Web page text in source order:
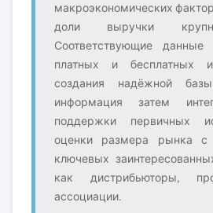
макроэкономических
доли выручки
Соответствующие данные
платных и бесплатных
создания надёжной
информация затем
поддержки первичных
оценки размера рынка с
ключевых
как дистрибьюторы,
ассоциации.